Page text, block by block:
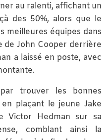
au ralenti, affichant un
des 50%, alors que le
meilleures équipes dans
de John Cooper derrière
a laissé en poste, avec
trouver les bonnes
plaçant le jeune Jake
Victor Hedman sur sa
comblant ainsi la